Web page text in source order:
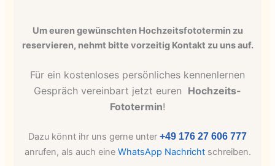
Um euren gewünschten Hochzeitsfototermin zu
reservieren, nehmt bitte vorzeitig Kontakt zu uns auf.
Für ein kostenloses persönliches kennenlernen
Gespräch vereinbart jetzt euren Hochzeits-
Fototermin!
Dazu könnt ihr uns gerne unter +49 176 27 606 777
anrufen, als auch eine WhatsApp Nachrichtschreiben.